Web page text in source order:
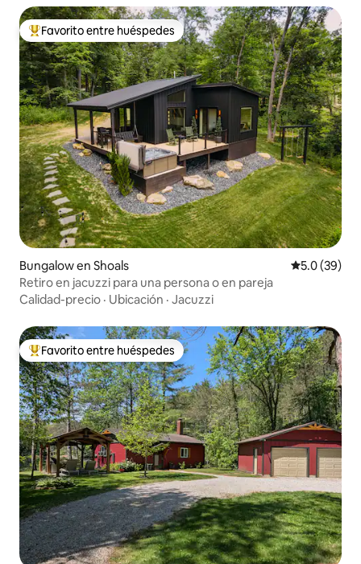
Favorito entre huéspedes preferido
Favorito entre huéspedes
Bungalow en Shoals Calificación
5.0 (39)
Retiro en jacuzzi para una persona o en pareja
Calidad-precio · Ubicación · Jacuzzi
Favorito entre huéspedes preferido
Favorito entre huéspedes